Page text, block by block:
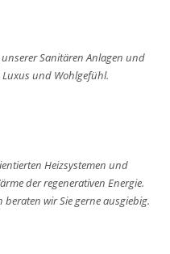
Sanitären Anlagen und
Luxus und Wohlgefühl.
Heizsystemen und
der regenerativen Energie.
wir Sie gerne ausgiebig.